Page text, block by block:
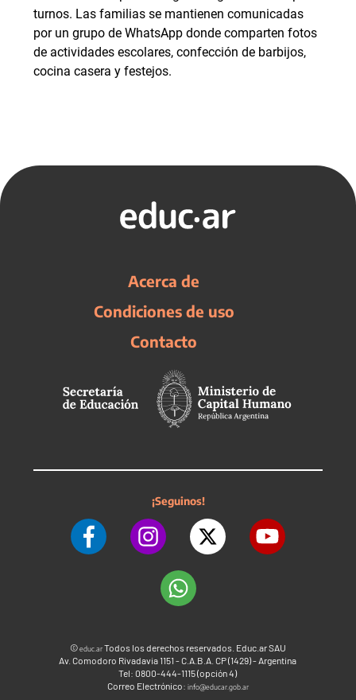
turnos. Las familias se mantienen comunicadas
por un grupo de WhatsApp donde comparten fotos
de actividades escolares, confección de barbijos,
cocina casera y festejos.
Acerca de
Condiciones de uso
Contacto
¡Seguinos!
©educ.arTodos los derechos reservados. Educ.ar SAU
Av. Comodoro Rivadavia 1151 - C.A.B.A. CP (1429) - Argentina
Tel: 0800-444-1115 (opción 4)
Correo Electrónico: info@educar.gob.ar